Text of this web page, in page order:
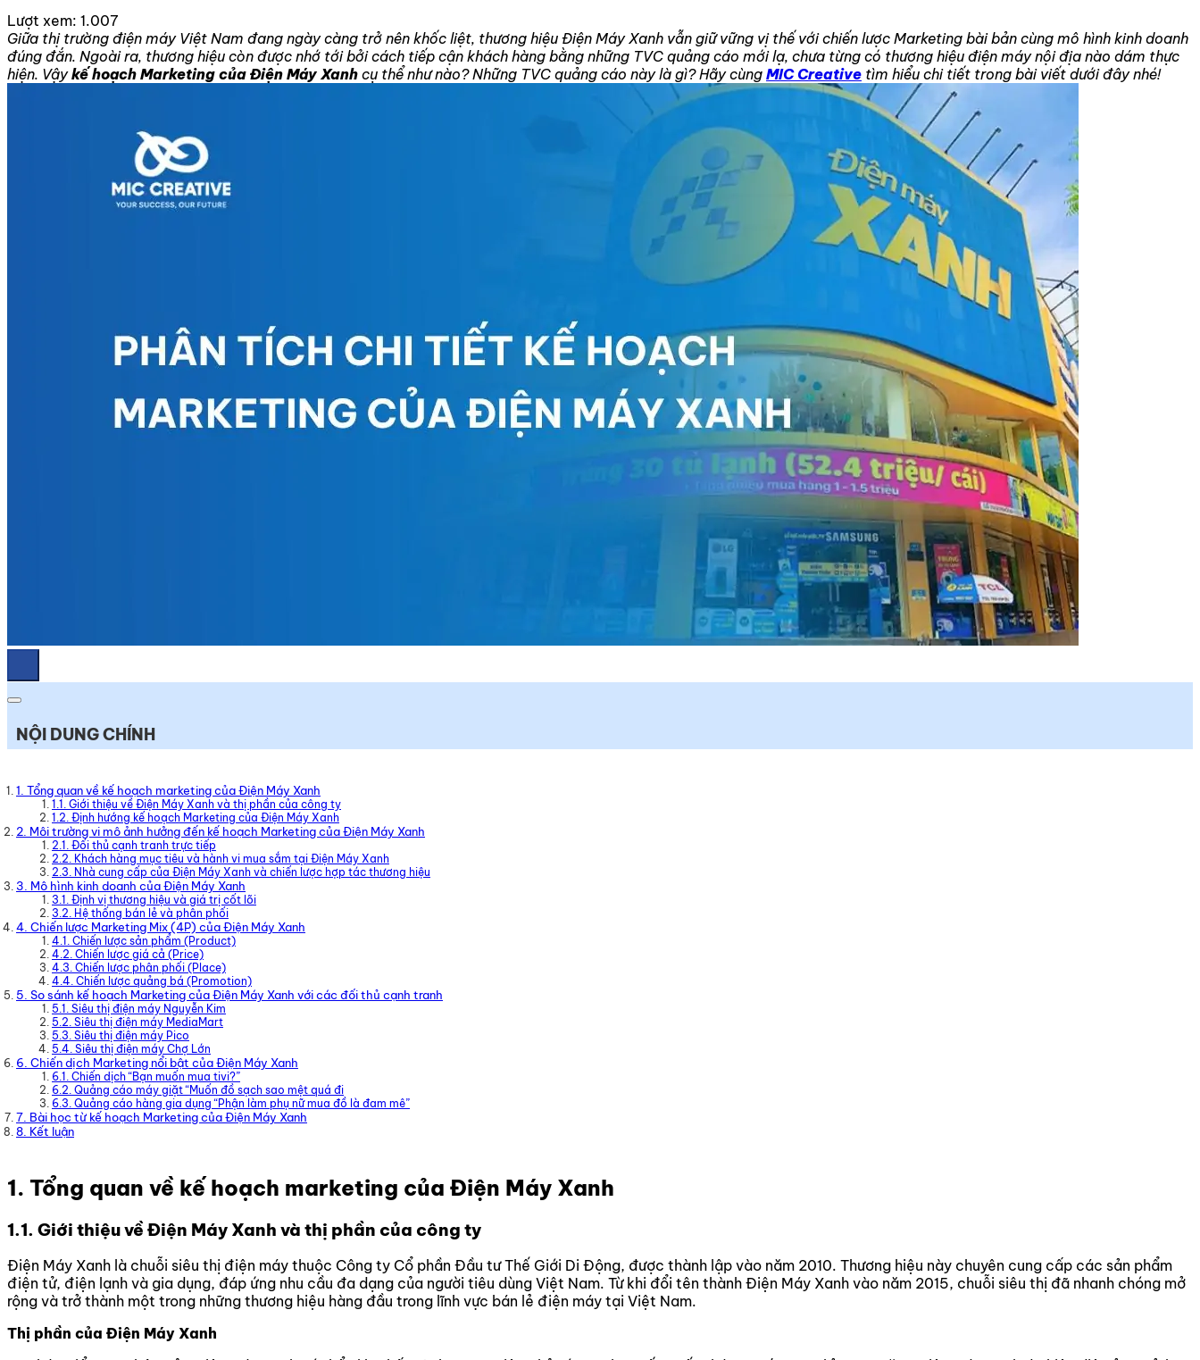
Lượt xem: 1.007
Giữa thị trường điện máy Việt Nam đang ngày càng trở nên khốc liệt, thương hiệu Điện Máy Xanh vẫn giữ vững vị thế với chiến lược Marketing bài bản cùng mô hình kinh doanh
đúng đắn. Ngoài ra, thương hiệu còn được nhớ tới bởi cách tiếp cận khách hàng bằng những TVC quảng cáo mới lạ, chưa từng có thương hiệu điện máy nội địa nào dám thực
hiện. Vậykế hoạch Marketing của Điện Máy Xanh cụ thể như nào? Những TVC quảng cáo này là gì? Hãy cùng MIC Creative tìm hiểu chi tiết trong bài viết dưới đây nhé!
NỘI DUNG CHÍNH
1. Tổng quan về kế hoạch marketing của Điện Máy Xanh
1.1. Giới thiệu về Điện Máy Xanh và thị phần của công ty
1.2. Định hướng kế hoạch Marketing của Điện Máy Xanh
2. Môi trường vi mô ảnh hưởng đến kế hoạch Marketing của Điện Máy Xanh
2.1. Đối thủ cạnh tranh trực tiếp
2.2. Khách hàng mục tiêu và hành vi mua sắm tại Điện Máy Xanh
2.3. Nhà cung cấp của Điện Máy Xanh và chiến lược hợp tác thương hiệu
3. Mô hình kinh doanh của Điện Máy Xanh
3.1. Định vị thương hiệu và giá trị cốt lõi
3.2. Hệ thống bán lẻ và phân phối
4. Chiến lược Marketing Mix (4P) của Điện Máy Xanh
4.1. Chiến lược sản phẩm (Product)
4.2. Chiến lược giá cả (Price)
4.3. Chiến lược phân phối (Place)
4.4. Chiến lược quảng bá (Promotion)
5. So sánh kế hoạch Marketing của Điện Máy Xanh với các đối thủ cạnh tranh
5.1. Siêu thị điện máy Nguyễn Kim
5.2. Siêu thị điện máy MediaMart
5.3. Siêu thị điện máy Pico
5.4. Siêu thị điện máy Chợ Lớn
6. Chiến dịch Marketing nổi bật của Điện Máy Xanh
6.1. Chiến dịch “Bạn muốn mua tivi?”
6.2. Quảng cáo máy giặt “Muốn đồ sạch sao mệt quá đi
6.3. Quảng cáo hàng gia dụng “Phận làm phụ nữ mua đồ là đam mê”
7. Bài học từ kế hoạch Marketing của Điện Máy Xanh
8. Kết luận
1. Tổng quan về kế hoạch marketing của Điện Máy Xanh
1.1. Giới thiệu về Điện Máy Xanh và thị phần của công ty
Điện Máy Xanh là chuỗi siêu thị điện máy thuộc Công ty Cổ phần Đầu tư Thế Giới Di Động, được thành lập vào năm 2010. Thương hiệu này chuyên cung cấp các sản phẩm
điện tử, điện lạnh và gia dụng, đáp ứng nhu cầu đa dạng của người tiêu dùng Việt Nam. Từ khi đổi tên thành Điện Máy Xanh vào năm 2015, chuỗi siêu thị đã nhanh chóng mở
rộng và trở thành một trong những thương hiệu hàng đầu trong lĩnh vực bán lẻ điện máy tại Việt Nam.
Thị phần của Điện Máy Xanh